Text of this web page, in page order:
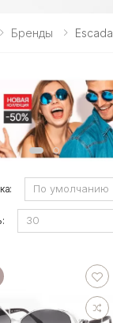
Бренды Escada